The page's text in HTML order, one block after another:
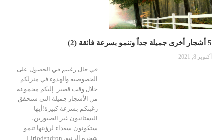
5 أشجار أخرى جميلة جداً وتنمو بسرعة فائقة (2)
أكتوبر 8, 2021
في حال رغبتم في الحصول على
الخصوصية والهدوء في منزلكم
خلال وقت قصير. إليكم مجموعة
من الأشجار جميلة التي ستحقق
رغبتكم بسرعة كبيرة!أيها
البستانيون غير الصبورين،
ستكونون سعداء لرؤيتها تنمو.
شجرة الزنبق Liriodendron